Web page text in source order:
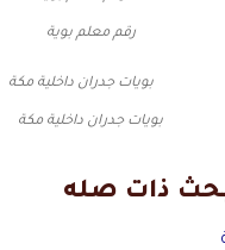
رقم معلم بوية
بويات جدران داخلية مكة
ذات صله